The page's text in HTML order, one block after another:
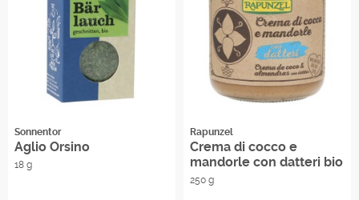
Sonnentor
Aglio Orsino
18 g
Rapunzel
Crema di cocco e
mandorle con datteri bio
250 g